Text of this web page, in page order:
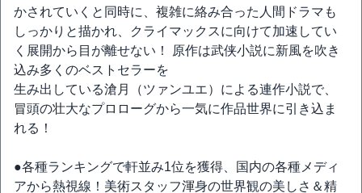
かされていくと同時に、複雑に絡み合った人間ドラマも
しっかりと描かれ、クライマックスに向けて加速してい
く展開から目が離せない！ 原作は武侠小説に新風を吹き
込み多くのベストセラーを
生み出している滄月（ツァンユエ）による連作小説で、
冒頭の壮大なプロローグから一気に作品世界に引き込ま
れる！
●各種ランキングで軒並み1位を獲得、国内の各種メディ
アから熱視線！美術スタッフ渾身の世界観の美しさ＆精